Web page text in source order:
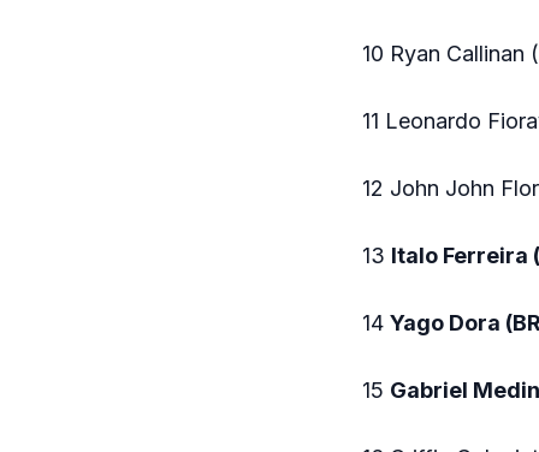
10 Ryan Callinan
11 Leonardo
12 John John
13 Italo Ferreira
14 Yago Dora
15 Gabriel